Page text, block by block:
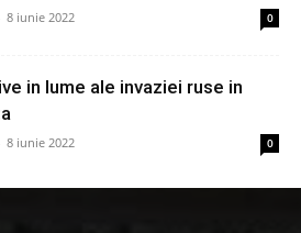
8 iunie 2022 0
in lume ale invaziei ruse in
8 iunie 2022 0